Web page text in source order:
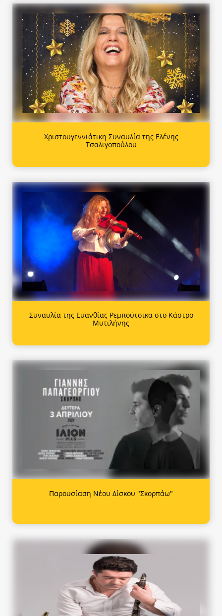
Χριστουγεννιάτικη Συναυλία της Ελένης
Τσαλιγοπούλου
Συναυλία της Ευανθίας Ρεμπούτσικα στο Κάστρο
Μυτιλήνης
Παρουσίαση Νέου Δίσκου "Σκορπάω"